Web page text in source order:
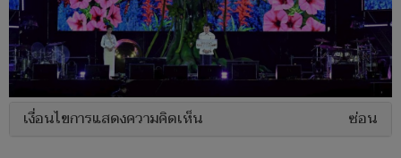
เงื่อนไขการแสดงความคิดเห็น ซ่อน